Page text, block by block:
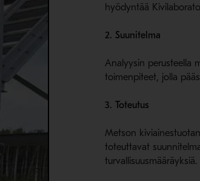
hyödyntää
2. Suunitelma
Analyysin perusteella
toimenpiteet, jolla
3. Toteutus
Metson
toteuttavat
turvallisuusmääräyksiä.